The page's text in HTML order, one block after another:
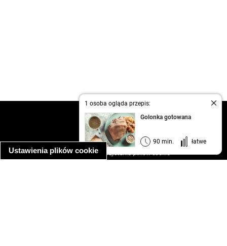
Ustawienia plików cookie
1 osoba ogląda przepis:
Golonka gotowana
90 min. łatwe
kontakt
regulamin
informacja o prywatności
informacja o wykorzystaniu plików cookie